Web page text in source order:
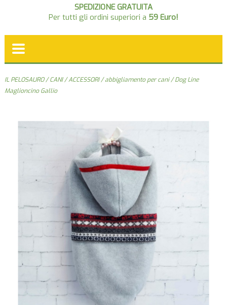
SPEDIZIONE GRATUITA
Per tutti gli ordini superiori a 59 Euro!
IL PELOSAURO/CANI/ACCESSORI/abbigliamento per cani/ Dog Line
Maglioncino Gallio